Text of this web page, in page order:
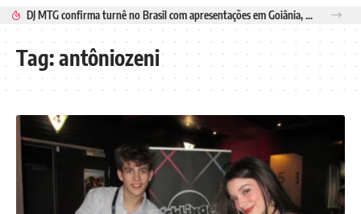
DJ MTG confirma turnê no Brasil com apresentações em Goiânia, Porto Seguro e Rio de Janeiro
Tag:antôniozeni